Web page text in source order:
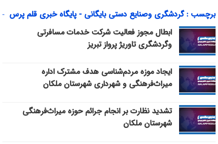
برچسب : گردشگری وصنایع دستی بایگانی - پایگاه خبری قلم پرس
ابطال مجوز فعالیت شرکت خدمات مسافرتی
وگردشگری تاوریژ پرواز تبریز
ایجاد موزه مردم‌شناسی هدف مشترک اداره
میراث‌فرهنگی و شهرداری شهرستان ملکان
تشدید نظارت بر انجام جرائم حوزه میراث‌فرهنگی
شهرستان ملکان